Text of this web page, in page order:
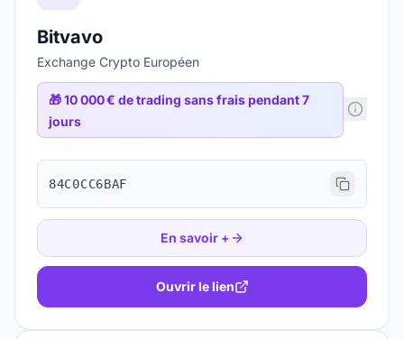
Bitvavo
Exchange Crypto Européen
🎁10 000 € de trading sans frais pendant 7
jours
84C0CC6BAF
En savoir +
Ouvrir le lien